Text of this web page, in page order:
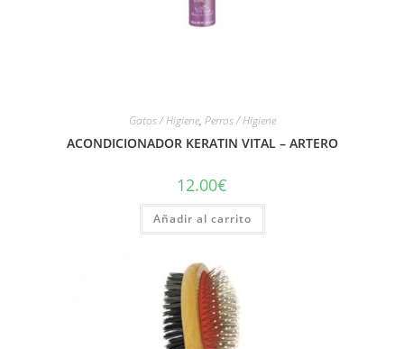
Gatos / Higiene, Perros / Higiene
ACONDICIONADOR KERATIN VITAL – ARTERO
12.00€
Añadir al carrito